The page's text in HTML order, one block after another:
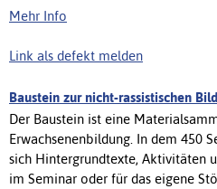
Mehr Info
Link als defekt melden
Baustein zur nicht-rassistischen
Der Baustein ist eine
Erwachsenenbildung. In dem 450
sich Hintergrundtexte, Aktivitäten
im Seminar oder für das eigene